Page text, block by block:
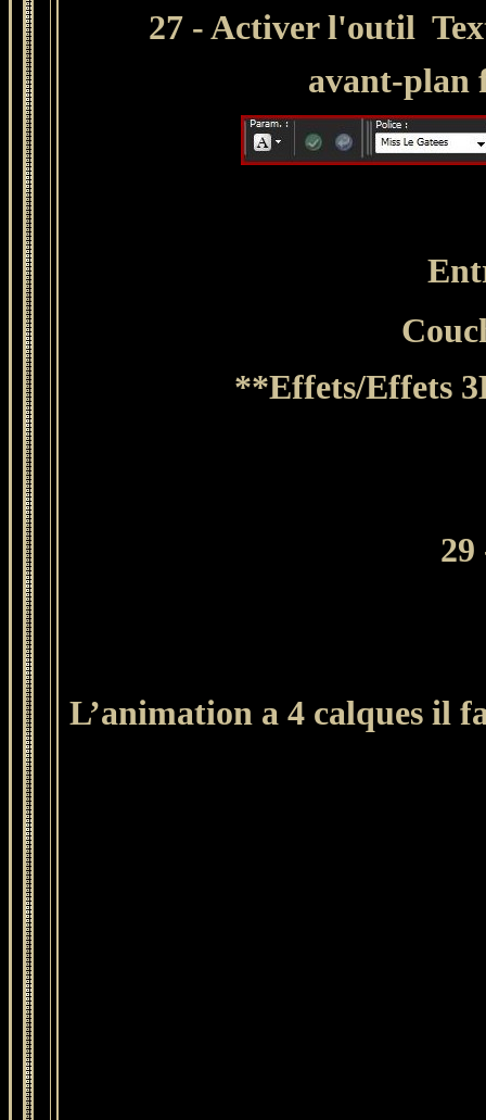
27 - Activer l'outil
avant-plan
**Effets/Effets
L’animation a 4 calques il